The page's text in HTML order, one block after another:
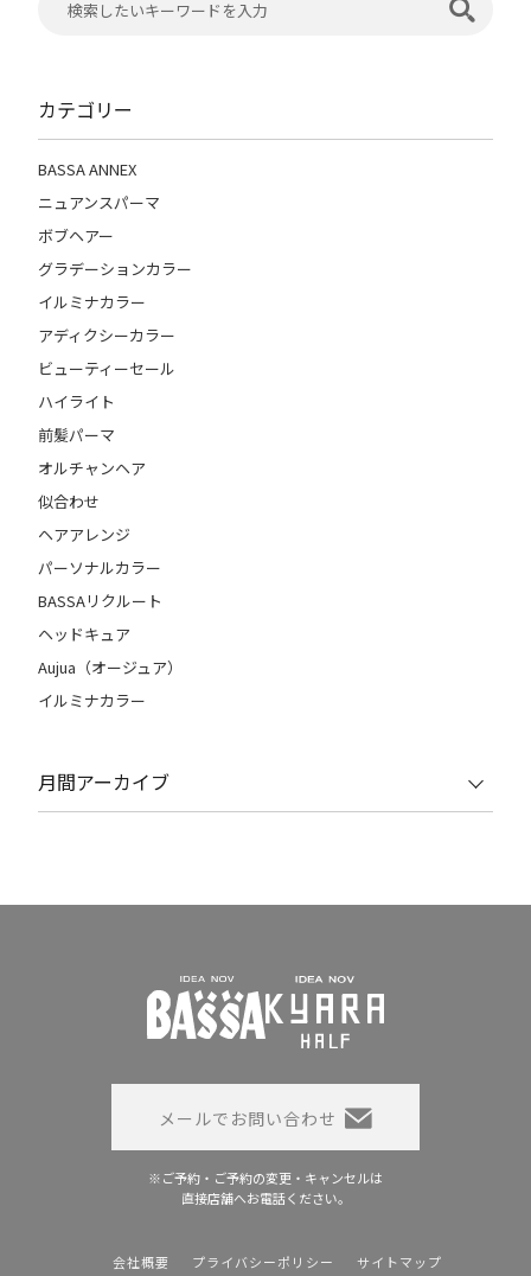
カテゴリー
BASSA ANNEX
ニュアンスパーマ
ボブヘアー
グラデーションカラー
イルミナカラー
アディクシーカラー
ビューティーセール
ハイライト
前髪パーマ
オルチャンヘア
似合わせ
ヘアアレンジ
パーソナルカラー
BASSAリクルート
ヘッドキュア
Aujua（オージュア）
イルミナカラー
月間アーカイブ
メールでお問い合わせ
※ご予約・ご予約の変更・キャンセルは
直接店舗へお電話ください。
会社概要 プライバシーポリシー サイトマップ